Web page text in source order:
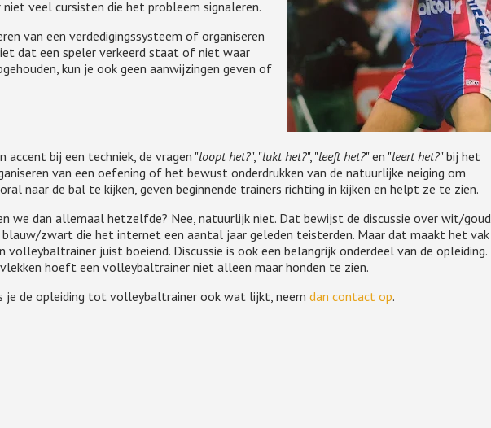
niet veel cursisten die het probleem signaleren.
van een verdedigingssysteem of organiseren
dat een speler verkeerd staat of niet waar
kun je ook geen aanwijzingen geven of
accent bij een techniek, de vragen "loopt het?", "lukt het?", "leeft het?" en "leert het?" bij het
van een oefening of het bewust onderdrukken van de natuurlijke neiging om
naar de bal te kijken, geven beginnende trainers richting in kijken en helpt ze te zien.
we dan allemaal hetzelfde? Nee, natuurlijk niet. Dat bewijst de discussie over wit/goud
zwart die het internet een aantal jaar geleden teisterden. Maar dat maakt het vak
volleybaltrainer juist boeiend. Discussie is ook een belangrijk onderdeel van de opleiding.
hoeft een volleybaltrainer niet alleen maar honden te zien.
je de opleiding tot volleybaltrainer ook wat lijkt, neem dan contact op.